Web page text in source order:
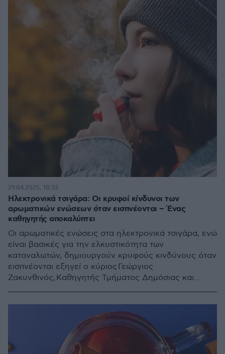
Ηλεκτρονικά τσιγάρα: Οι κρυφοί κίνδυνοι των
αρωματικών ενώσεων όταν εισπνέονται – Ένας
καθηγητής αποκαλύπτει
Οι αρωματικές ενώσεις στα ηλεκτρονικά τσιγάρα, ενώ
είναι βασικές για την ελκυστικότητα των
καταναλωτών, δημιουργούν κρυφούς κινδύνους όταν
εισπνέονται εξηγεί ο κύριος Γεώργιος
Ζακυνθινός, Καθηγητής Τμήματος Δημόσιας και
29.04.2025, 18:33